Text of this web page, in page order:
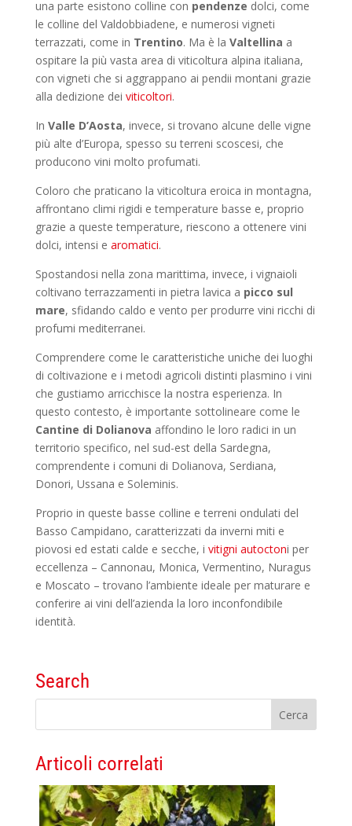
una parte esistono colline con pendenze dolci, come
le colline del Valdobbiadene, e numerosi vigneti
terrazzati, come in Trentino. Ma è la Valtellina a
ospitare la più vasta area di viticoltura alpina italiana,
con vigneti che si aggrappano ai pendii montani grazie
alla dedizione dei viticoltori.
In Valle D’Aosta, invece, si trovano alcune delle vigne
più alte d’Europa, spesso su terreni scoscesi, che
producono vini molto profumati.
Coloro che praticano la viticoltura eroica in montagna,
affrontano climi rigidi e temperature basse e, proprio
grazie a queste temperature, riescono a ottenere vini
dolci, intensi e aromatici.
Spostandosi nella zona marittima, invece, i vignaioli
coltivano terrazzamenti in pietra lavica a picco sul
mare, sfidando caldo e vento per produrre vini ricchi di
profumi mediterranei.
Comprendere come le caratteristiche uniche dei luoghi
di coltivazione e i metodi agricoli distinti plasmino i vini
che gustiamo arricchisce la nostra esperienza. In
questo contesto, è importante sottolineare come le
Cantine di Dolianova affondino le loro radici in un
territorio specifico, nel sud-est della Sardegna,
comprendente i comuni di Dolianova, Serdiana,
Donori, Ussana e Soleminis.
Proprio in queste basse colline e terreni ondulati del
Basso Campidano, caratterizzati da inverni miti e
piovosi ed estati calde e secche, i vitigni autoctoni per
eccellenza – Cannonau, Monica, Vermentino, Nuragus
e Moscato – trovano l’ambiente ideale per maturare e
conferire ai vini dell’azienda la loro inconfondibile
identità.
Search
Articoli correlati